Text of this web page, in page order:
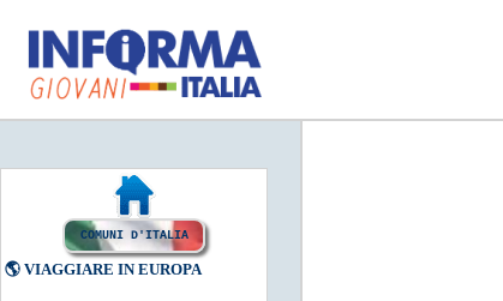
COMUNI D'ITALIA
🌎 VIAGGIARE IN EUROPA